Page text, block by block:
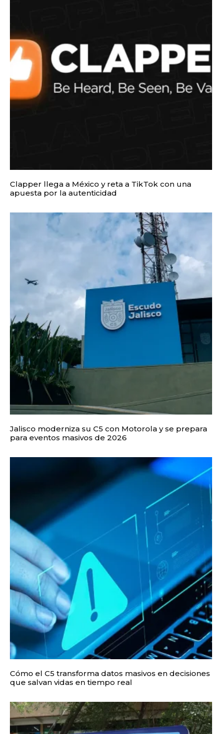
Clapper llega a México y reta a TikTok con una
apuesta por la autenticidad
Jalisco moderniza su C5 con Motorola y se prepara
para eventos masivos de 2026
Cómo el C5 transforma datos masivos en decisiones
que salvan vidas en tiempo real